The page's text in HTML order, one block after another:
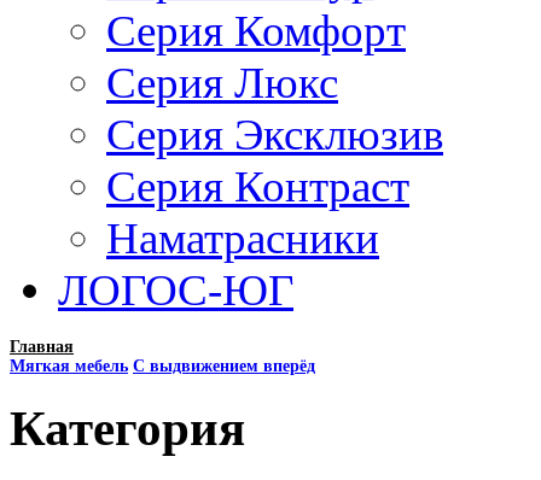
Серия Комфорт
Серия Люкс
Серия Эксклюзив
Серия Контраст
Наматрасники
ЛОГОС-ЮГ
Главная
Мягкая мебель С выдвижением вперёд
Категория